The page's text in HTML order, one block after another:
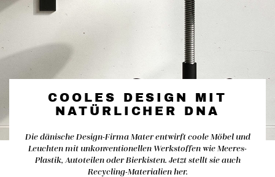
COOLES DESIGN MIT
NATÜRLICHER DNA
Die dänische Design-Firma Mater entwirft coole Möbel und
Leuchten mit unkonventionellen Werkstoffen wie Meeres-
Plastik, Autoteilen oder Bierkisten. Jetzt stellt sie auch
Recycling-Materialien her.